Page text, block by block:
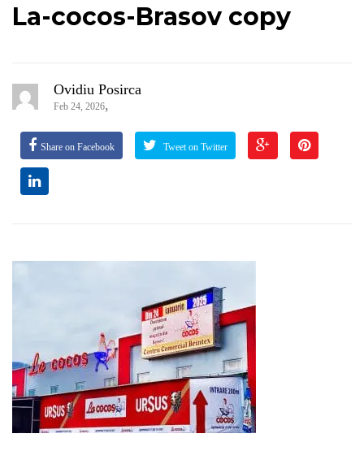
La-cocos-Brasov copy
Ovidiu Posirca
Feb 24, 2026,
Share on Facebook Tweet on Twitter